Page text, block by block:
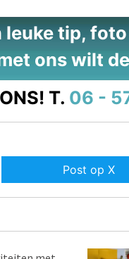
leuke tip,
ons wilt
T. 06 -
Post op X